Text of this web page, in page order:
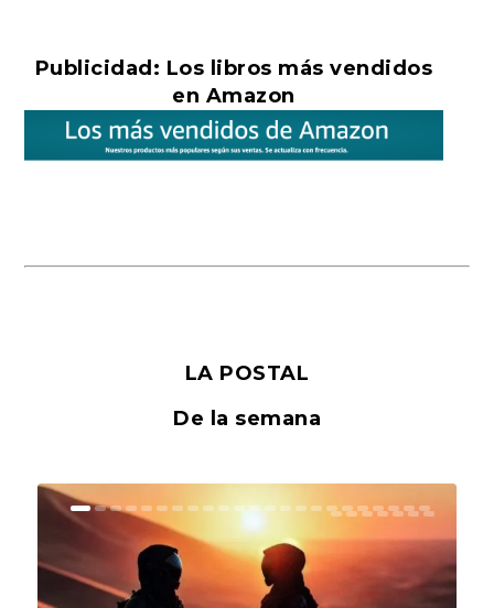
Publicidad: Los libros más vendidos
en Amazon
LA POSTAL
De la semana